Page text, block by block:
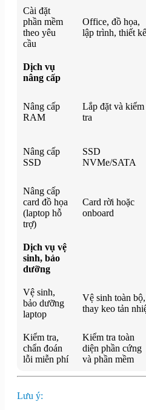
Cài đặt
phần mềm
theo yêu
cầu
Office, đồ họa,
lập trình, thiết kế
Dịch vụ
nâng cấp
Nâng cấp
RAM
Lắp đặt và kiểm
tra
Nâng cấp
SSD
SSD
NVMe/SATA
Nâng cấp
card đồ họa
(laptop hỗ
trợ)
Card rời hoặc
onboard
Dịch vụ vệ
sinh, bảo
dưỡng
Vệ sinh,
bảo dưỡng
laptop
Vệ sinh toàn bộ,
thay keo tản
Kiểm tra,
chẩn đoán
lỗi miễn phí
Kiểm tra toàn
diện phần cứng
và phần mềm
Lưu ý: